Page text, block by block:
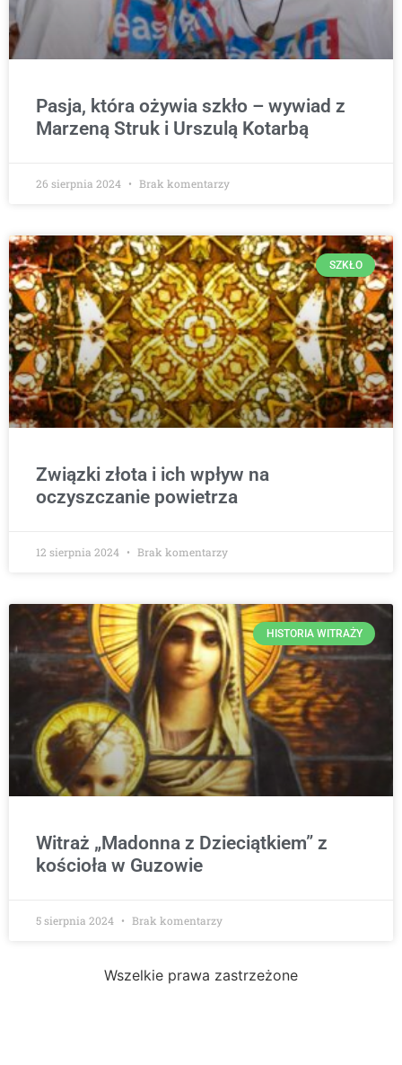
Pasja, która ożywia szkło – wywiad z
Marzeną Struk i Urszulą Kotarbą
26 sierpnia 2024 Brak komentarzy
SZKŁO
Związki złota i ich wpływ na
oczyszczanie powietrza
12 sierpnia 2024 Brak komentarzy
HISTORIA WITRAŻY
Witraż „Madonna z Dzieciątkiem” z
kościoła w Guzowie
5 sierpnia 2024 Brak komentarzy
Wszelkie prawa zastrzeżone